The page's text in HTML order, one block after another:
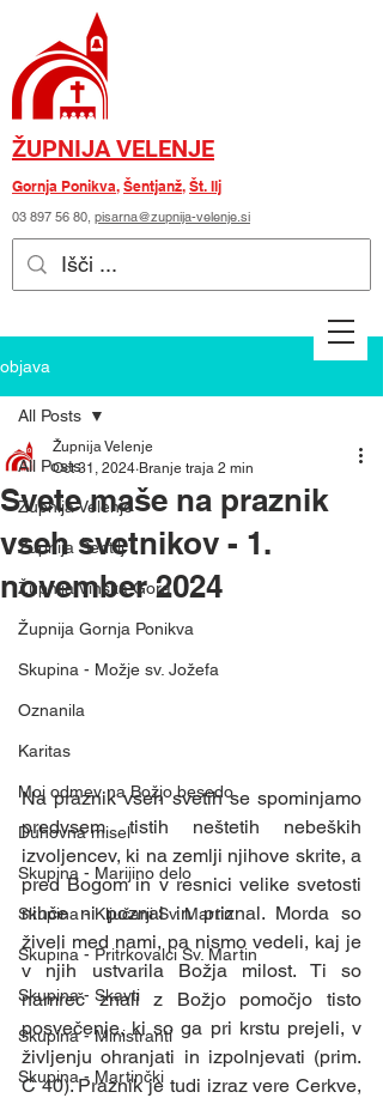
ŽUPNIJA VELENJE
Gornja Ponikva, Šentjanž, Št. Ilj
03 897 56 80, pisarna@zupnija-velenje.si
objava
All Posts
Župnija Velenje
Župnija Šentilj
Župnija Vinska Gora
Župnija Gornja Ponikva
Skupina - Možje sv. Jožefa
Oznanila
Karitas
Moj odmev na Božjo besedo
Duhovna misel
Skupina - Marijino delo
Skupina - Ključarji Sv. Martin
Skupina - Pritrkovalci Sv. Martin
Skupina - Skavti
Skupina - Ministranti
Skupina - Martinčki
All Posts
Svete maše na praznik
vseh svetnikov - 1.
november 2024
Župnija Velenje
Oct 31, 2024 Branje traja 2 min
Na praznik vseh svetih se spominjamo
predvsem tistih neštetih nebeških
izvoljencev, ki na zemlji njihove skrite, a
pred Bogom in v resnici velike svetosti
nihče ni poznal in priznal. Morda so
živeli med nami, pa nismo vedeli, kaj je
v njih ustvarila Božja milost. Ti so
namreč znali z Božjo pomočjo tisto
posvečenje, ki so ga pri krstu prejeli, v
življenju ohranjati in izpolnjevati (prim.
C 40). Praznik je tudi izraz vere Cerkve,